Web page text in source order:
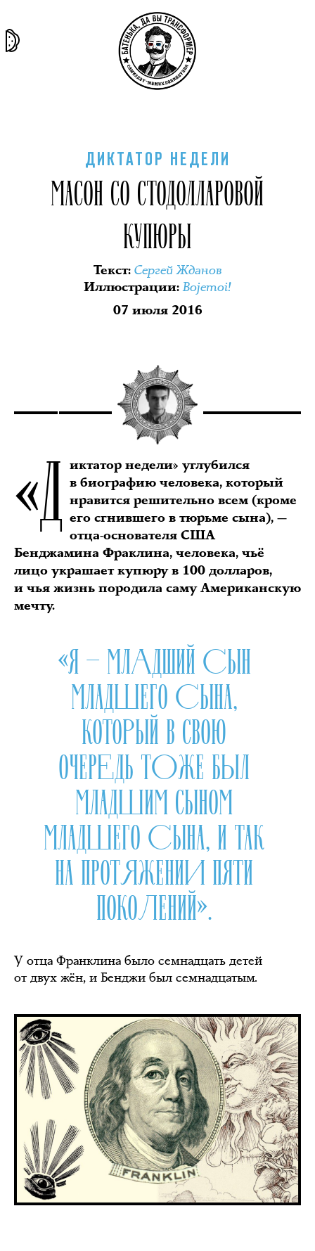
ДИКТАТОР НЕДЕЛИ
МАСОН СО СТОДОЛЛАРОВОЙ
КУПЮРЫ
Текст: Сергей Жданов
Иллюстрации:Bojemoi!
07 июля 2016
«Д иктатор недели» углубился
в биографию человека, который
нравится решительно всем (кроме
его сгнившего в тюрьме сына), —
отца-основателя США
Бенджамина Фраклина, человека, чьё
лицо украшает купюру в 100 долларов,
и чья жизнь породила саму Американскую
мечту.
«Я — МЛАДШИЙ СЫН
МЛАДШЕГО СЫНА,
КОТОРЫЙ В СВОЮ
ОЧЕРЕДЬ ТОЖЕ БЫЛ
МЛАДШИМ СЫНОМ
МЛАДШЕГО СЫНА, И ТАК
НА ПРОТЯЖЕНИИ ПЯТИ
ПОКОЛЕНИЙ».
У отца Франклина было семнадцать детей
от двух жён, и Бенджи был семнадцатым.